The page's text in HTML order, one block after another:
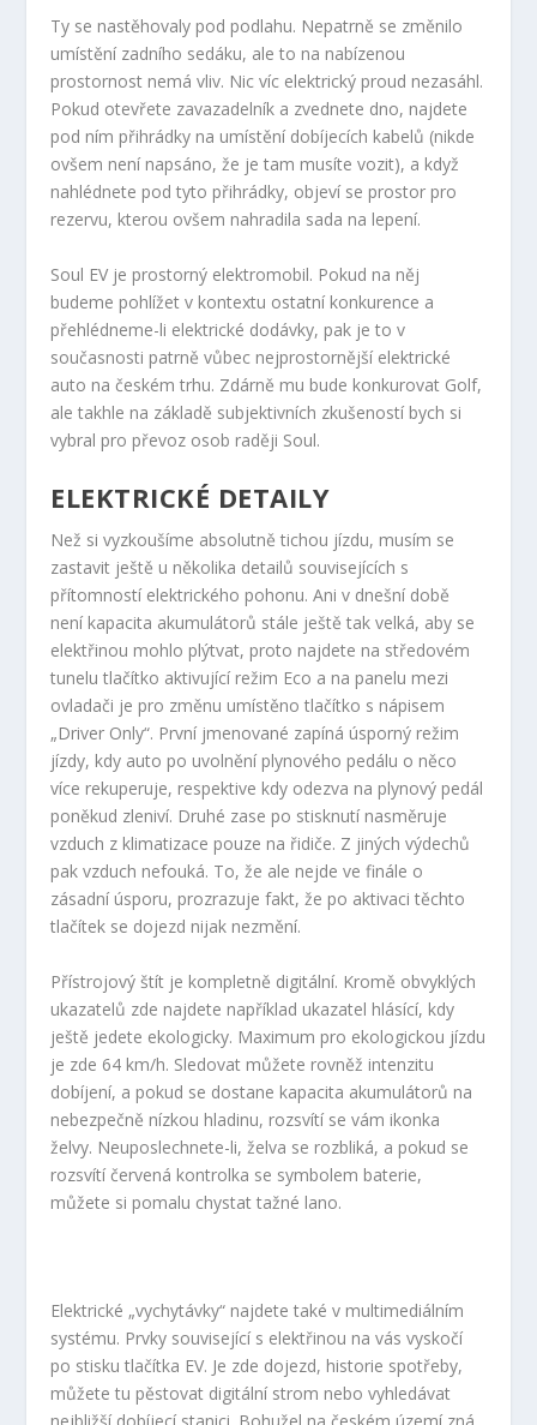
Ty se nastěhovaly pod podlahu. Nepatrně se změnilo
umístění zadního sedáku, ale to na nabízenou
prostornost nemá vliv. Nic víc elektrický proud nezasáhl.
Pokud otevřete zavazadelník a zvednete dno, najdete
pod ním přihrádky na umístění dobíjecích kabelů (nikde
ovšem není napsáno, že je tam musíte vozit), a když
nahlédnete pod tyto přihrádky, objeví se prostor pro
rezervu, kterou ovšem nahradila sada na lepení.
Soul EV je prostorný elektromobil. Pokud na něj
budeme pohlížet v kontextu ostatní konkurence a
přehlédneme-li elektrické dodávky, pak je to v
současnosti patrně vůbec nejprostornější elektrické
auto na českém trhu. Zdárně mu bude konkurovat Golf,
ale takhle na základě subjektivních zkušeností bych si
vybral pro převoz osob raději Soul.
ELEKTRICKÉ DETAILY
Než si vyzkoušíme absolutně tichou jízdu, musím se
zastavit ještě u několika detailů souvisejících s
přítomností elektrického pohonu. Ani v dnešní době
není kapacita akumulátorů stále ještě tak velká, aby se
elektřinou mohlo plýtvat, proto najdete na středovém
tunelu tlačítko aktivující režim Eco a na panelu mezi
ovladači je pro změnu umístěno tlačítko s nápisem
„Driver Only“. První jmenované zapíná úsporný režim
jízdy, kdy auto po uvolnění plynového pedálu o něco
více rekuperuje, respektive kdy odezva na plynový pedál
poněkud zleniví. Druhé zase po stisknutí nasměruje
vzduch z klimatizace pouze na řidiče. Z jiných výdechů
pak vzduch nefouká. To, že ale nejde ve finále o
zásadní úsporu, prozrazuje fakt, že po aktivaci těchto
tlačítek se dojezd nijak nezmění.
Přístrojový štít je kompletně digitální. Kromě obvyklých
ukazatelů zde najdete například ukazatel hlásící, kdy
ještě jedete ekologicky. Maximum pro ekologickou jízdu
je zde 64 km/h. Sledovat můžete rovněž intenzitu
dobíjení, a pokud se dostane kapacita akumulátorů na
nebezpečně nízkou hladinu, rozsvítí se vám ikonka
želvy. Neuposlechnete-li, želva se rozbliká, a pokud se
rozsvítí červená kontrolka se symbolem baterie,
můžete si pomalu chystat tažné lano.
Elektrické „vychytávky“ najdete také v multimediálním
systému. Prvky související s elektřinou na vás vyskočí
po stisku tlačítka EV. Je zde dojezd, historie spotřeby,
můžete tu pěstovat digitální strom nebo vyhledávat